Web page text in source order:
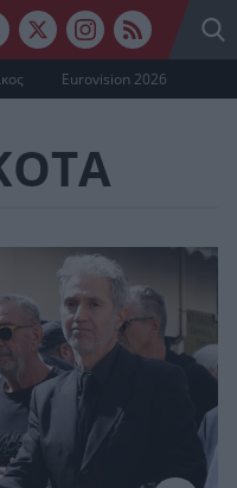
Eurovision 2026